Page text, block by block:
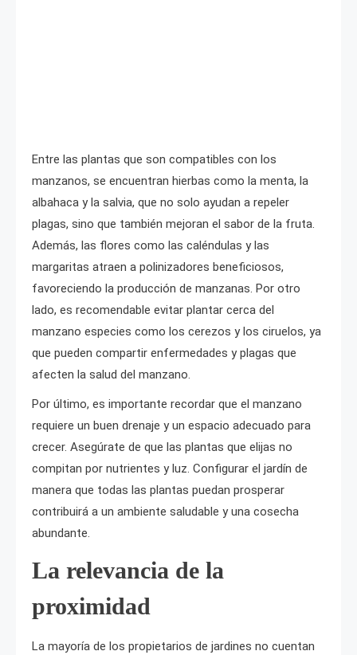
Entre las plantas que son compatibles con los
manzanos, se encuentran hierbas como la menta, la
albahaca y la salvia, que no solo ayudan a repeler
plagas, sino que también mejoran el sabor de la fruta.
Además, las flores como las caléndulas y las
margaritas atraen a polinizadores beneficiosos,
favoreciendo la producción de manzanas. Por otro
lado, es recomendable evitar plantar cerca del
manzano especies como los cerezos y los ciruelos, ya
que pueden compartir enfermedades y plagas que
afecten la salud del manzano.
Por último, es importante recordar que el manzano
requiere un buen drenaje y un espacio adecuado para
crecer. Asegúrate de que las plantas que elijas no
compitan por nutrientes y luz. Configurar el jardín de
manera que todas las plantas puedan prosperar
contribuirá a un ambiente saludable y una cosecha
abundante.
La relevancia de la
proximidad
La mayoría de los propietarios de jardines no cuentan